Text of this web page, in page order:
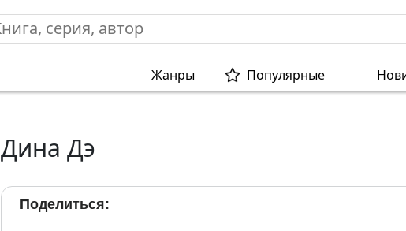
Жанры Популярные
Дина Дэ
Поделиться: